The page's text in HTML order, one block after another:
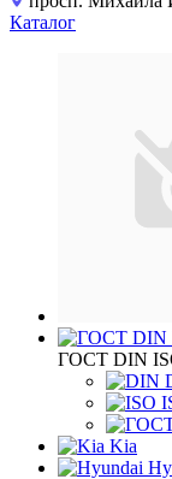
Каталог
ГОСТ DIN
Kia